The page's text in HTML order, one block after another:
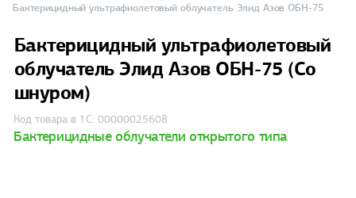
Бактерицидный ультрафиолетовый облучатель Элид Азов ОБН-75
Бактерицидный ультрафиолетовый
облучатель Элид Азов ОБН-75 (Со
шнуром)
Код товара в 1С: 00000025608
Бактерицидные облучатели открытого типа